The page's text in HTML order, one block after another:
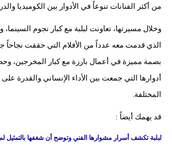
من أكثر الفنانات تنوعاً في الأدوار بين الكوميديا
وخلال مسيرتها، تعاونت لبلبة مع كبار نجوم السينما،
الذي قدمت معه عدداً من الأفلام التي حققت نجاحاً
بصمة مميزة في أعمال بارزة مع كبار المخرجين،
أدوارها التي جمعت بين الأداء الإنساني والقدرة
المختلفة.
قد يهمك أيضاً :
لبلبة تكشف أسرار مشوارها الفني وتوضح أن شغفها بالتمثيل